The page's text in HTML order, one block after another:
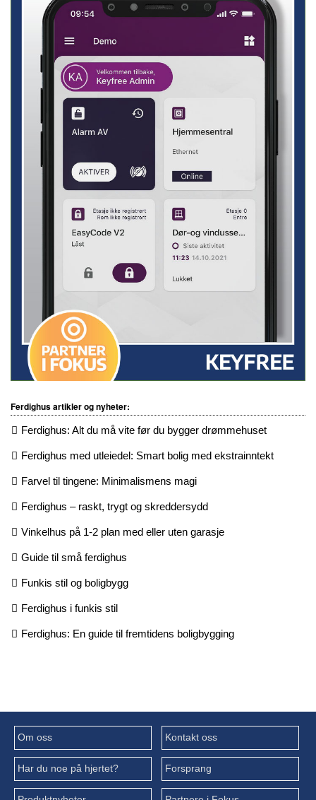
Ferdighus artikler og nyheter:
Ferdighus: Alt du må vite før du bygger drømmehuset
Ferdighus med utleiedel: Smart bolig med ekstrainntekt
Farvel til tingene: Minimalismens magi
Ferdighus – raskt, trygt og skreddersydd
Vinkelhus på 1-2 plan med eller uten garasje
Guide til små ferdighus
Funkis stil og boligbygg
Ferdighus i funkis stil
Ferdighus: En guide til fremtidens boligbygging
Om oss Kontakt oss
Har du noe på hjertet? Forsprang